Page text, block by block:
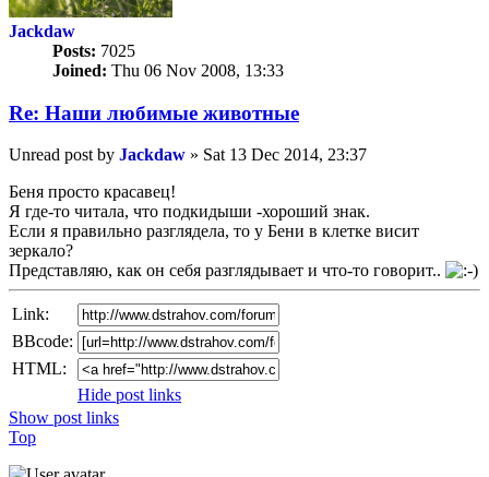
Jackdaw
Posts: 7025
Joined: Thu 06 Nov 2008, 13:33
Re: Наши любимые животные
Unread post by Jackdaw » Sat 13 Dec 2014, 23:37
Беня просто красавец!
Я где-то читала, что подкидыши -хороший знак.
Если я правильно разглядела, то у Бени в клетке висит
зеркало?
Представляю, как он себя разглядывает и что-то говорит..
Link:
BBcode:
HTML:
Hide post links
Show post links
Top